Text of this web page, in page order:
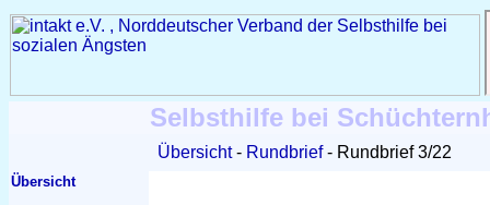
Selbsthilfe bei
Übersicht Rundbrief Rundbrief 3/22
Übersicht